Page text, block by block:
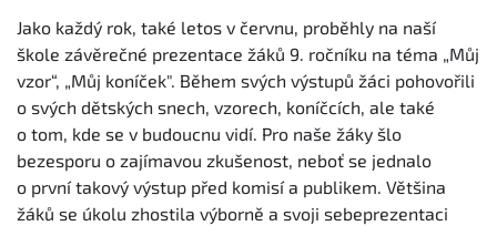
Jako každý rok, také letos v červnu, proběhly na naší
škole závěrečné prezentace žáků 9. ročníku na téma „Můj
vzor“, „Můj koníček". Během svých výstupů žáci pohovořili
o svých dětských snech, vzorech, koníčcích, ale také
o tom, kde se v budoucnu vidí. Pro naše žáky šlo
bezesporu o zajímavou zkušenost, neboť se jednalo
o první takový výstup před komisí a publikem. Většina
žáků se úkolu zhostila výborně a svoji sebeprezentaci